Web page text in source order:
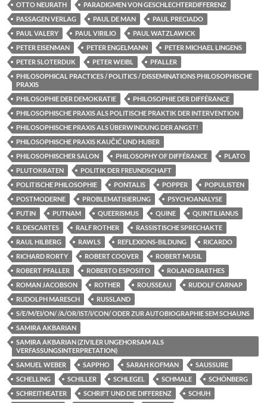
OTTO NEURATH
PARADIGMEN VON GESCHLECHTERDIFFERENZ
PASSAGEN VERLAG
PAUL DE MAN
PAUL PRECIADO
PAUL VALERY
PAUL VIRILIO
PAUL WATZLAWICK
PETER EISENMAN
PETER ENGELMANN
PETER MICHAEL LINGENS
PETER SLOTERDIJK
PETER WEIBL
PFALLER
PHILOSOPHICAL PRACTICES / POLITICS / DISSEMINATIONS PHILOSOPHISCHE
PRAXIS
PHILOSOPHIE DER DEMOKRATIE
PHILOSOPHIE DER DIFFÉRANCE
PHILOSOPHISCHE PRAXIS ALS POLITISCHE PRAKTIK DER INTERVENTION
PHILOSOPHISCHE PRAXIS ALS ÜBERWINDUNG DER ANGST!
PHILOSOPHISCHE PRAXIS KAUČIĆ UND HUBER
PHILOSOPHISCHER SALON
PHILOSOPHY OF DIFFÉRANCE
PLATO
PLUTOKRATEN
POLITIK DER FREUNDSCHAFT
POLITISCHE PHILOSOPHIE
PONTALIS POPPER
POPULISTEN
POSTMODERNE
PROBLEMATISIERUNG
PSYCHOANALYSE
PUTIN
PUTNAM QUEERISMUS QUINE
QUINTILIANUS
R. DESCARTES
RALF ROTHER
RASSISTISCHE SPRECHAKTE
RAUL HILBERG
RAWLS REFLEXIONS-BILDUNG
RICARDO
RICHARD RORTY
ROBERT COOVER
ROBERT MUSIL
ROBERT PFALLER
ROBERTO ESPOSITO
ROLAND BARTHES
ROMAN JACOBSON
ROTHER ROUSSEAU
RUDOLF CARNAP
RUDOLPH MARESCH
RUSSLAND
S/E/M/EI/ON/ /A/OR/IST/I/CON/ ODER ZUR AUTOBIOGRAPHIE SEM SCHAUNS
SAMIRA AKBARIAN
SAMIRA AKBARIAN (ZIVILER UNGEHORSAM ALS
VERFASSUNGSINTERPRETATION)
SAMUEL WEBER
SAPPHO SARAH KOFMAN
SAUSSURE
SCHELLING
SCHILLER SCHLEGEL SCHMALE
SCHÖNBERG
SCHREITHEATER
SCHRIFT UND DIE DIFFERENZ
SCHUH